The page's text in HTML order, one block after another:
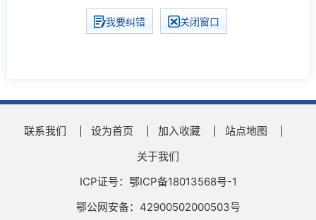
我要纠错 关闭窗口
联系我们 设为首页 加入收藏
站点地图
关于我们
ICP证号：鄂ICP备18013568号-1
鄂公网安备：42900502000503号